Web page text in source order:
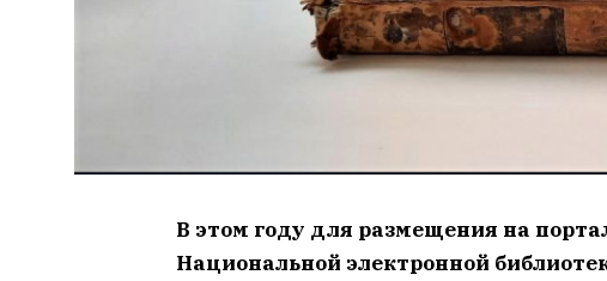
В этом году для размещения на
Национальной электронной